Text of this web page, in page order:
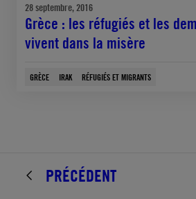
28 septembre, 2016
Grèce : les réfugiés et les
vivent dans la misère
GRÈCE IRAK RÉFUGIÉS ET MIGRANTS
PRÉCÉDENT